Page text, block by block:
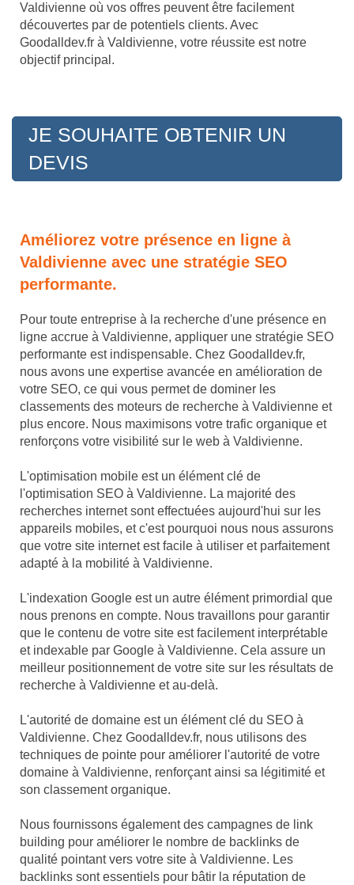
Valdivienne où vos offres peuvent être facilement
découvertes par de potentiels clients. Avec
Goodalldev.fr à Valdivienne, votre réussite est notre
objectif principal.
JE SOUHAITE OBTENIR UN
DEVIS
Améliorez votre présence en ligne à
Valdivienne avec une stratégie SEO
performante.
Pour toute entreprise à la recherche d'une présence en
ligne accrue à Valdivienne, appliquer une stratégie SEO
performante est indispensable. Chez Goodalldev.fr,
nous avons une expertise avancée en amélioration de
votre SEO, ce qui vous permet de dominer les
classements des moteurs de recherche à Valdivienne et
plus encore. Nous maximisons votre trafic organique et
renforçons votre visibilité sur le web à Valdivienne.
L'optimisation mobile est un élément clé de
l'optimisation SEO à Valdivienne. La majorité des
recherches internet sont effectuées aujourd'hui sur les
appareils mobiles, et c'est pourquoi nous nous assurons
que votre site internet est facile à utiliser et parfaitement
adapté à la mobilité à Valdivienne.
L'indexation Google est un autre élément primordial que
nous prenons en compte. Nous travaillons pour garantir
que le contenu de votre site est facilement interprétable
et indexable par Google à Valdivienne. Cela assure un
meilleur positionnement de votre site sur les résultats de
recherche à Valdivienne et au-delà.
L'autorité de domaine est un élément clé du SEO à
Valdivienne. Chez Goodalldev.fr, nous utilisons des
techniques de pointe pour améliorer l'autorité de votre
domaine à Valdivienne, renforçant ainsi sa légitimité et
son classement organique.
Nous fournissons également des campagnes de link
building pour améliorer le nombre de backlinks de
qualité pointant vers votre site à Valdivienne. Les
backlinks sont essentiels pour bâtir la réputation de